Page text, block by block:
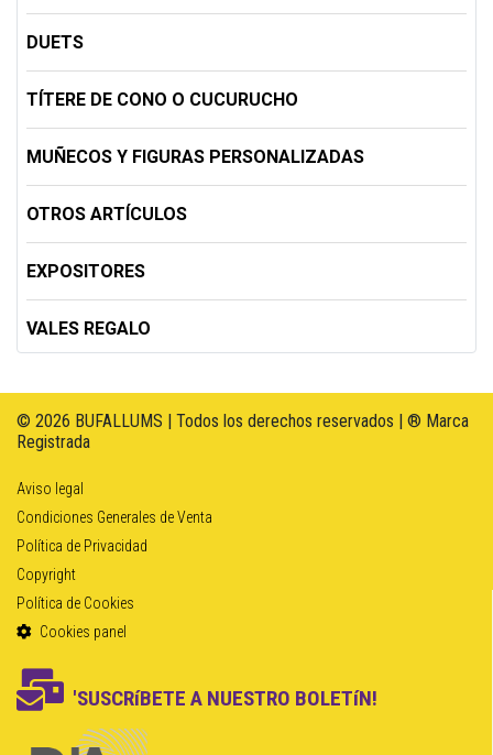
DUETS
TÍTERE DE CONO O CUCURUCHO
MUÑECOS Y FIGURAS PERSONALIZADAS
OTROS ARTÍCULOS
EXPOSITORES
VALES REGALO
© 2026 BUFALLUMS | Todos los derechos reservados | ® Marca
Registrada
Aviso legal
Condiciones Generales de Venta
Política de Privacidad
Copyright
Política de Cookies
Cookies panel
'SUSCRíBETE A NUESTRO BOLETíN!